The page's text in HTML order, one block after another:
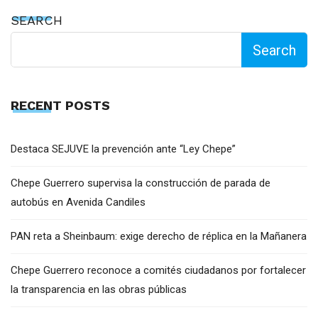
SEARCH
Search
RECENT POSTS
Destaca SEJUVE la prevención ante “Ley Chepe”
Chepe Guerrero supervisa la construcción de parada de
autobús en Avenida Candiles
PAN reta a Sheinbaum: exige derecho de réplica en la Mañanera
Chepe Guerrero reconoce a comités ciudadanos por fortalecer
la transparencia en las obras públicas